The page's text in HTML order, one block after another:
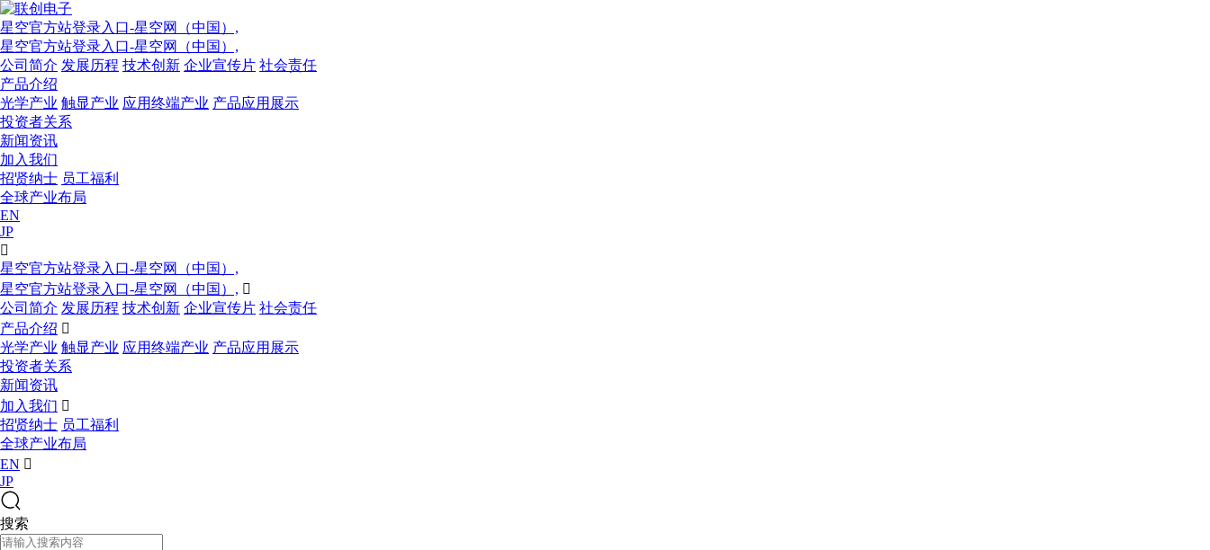
星空官方站登录入口-星空网（中国）,
星空官方站登录入口-星空网（中国）,
公司简介 发展历程 技术创新 企业宣传片 社会责任
产品介绍
光学产业 触显产业 应用终端产业 产品应用展示
投资者关系
新闻资讯
加入我们
招贤纳士 员工福利
全球产业布局
EN
JP

星空官方站登录入口-星空网（中国）,
星空官方站登录入口-星空网（中国）, 
公司简介 发展历程 技术创新 企业宣传片 社会责任
产品介绍 
光学产业 触显产业 应用终端产业 产品应用展示
投资者关系
新闻资讯
加入我们 
招贤纳士 员工福利
全球产业布局
EN 
JP
搜索